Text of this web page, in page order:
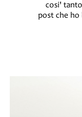
cosi'
post che ho